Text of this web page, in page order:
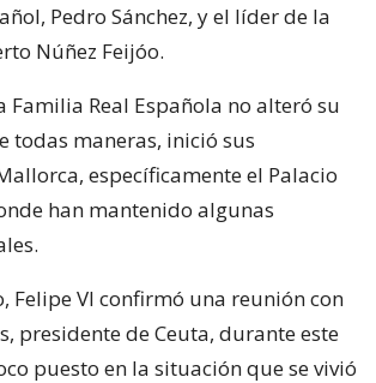
Pedro Sánchez, y el líder de la
Núñez Feijóo.
Familia Real Española no alteró su
todas maneras, inició sus
específicamente el Palacio
han mantenido algunas
Felipe VI confirmó una reunión con
presidente de Ceuta, durante este
puesto en la situación que se vivió